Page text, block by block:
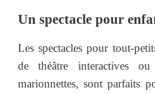
Un spectacle pour
Les spectacles pour tout-
de théâtre interactives
marionnettes, sont parfaits